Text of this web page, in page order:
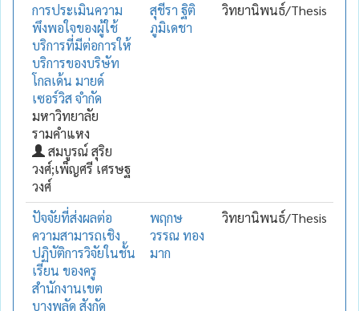
การประเมินความ
พึงพอใจของผู้ใช้
บริการที่มีต่อการให้
บริการของบริษัท
โกลเด้น มายด์
เซอร์วิส จำกัด
มหาวิทยาลัย
รามคำแหง
สมบูรณ์ สุริย
วงศ์;เพ็ญศรี เศรษฐ
วงศ์
สุชีรา ฐิติ
ภูมิเดชา
วิทยานิพนธ์/Thesis
ปัจจัยที่ส่งผลต่อ
ความสามารถเชิง
ปฏิบัติการวิจัยในชั้น
เรียน ของครู
สำนักงานเขต
บางพลัด สังกัด
พฤกษ
วรรณ ทอง
มาก
วิทยานิพนธ์/Thesis